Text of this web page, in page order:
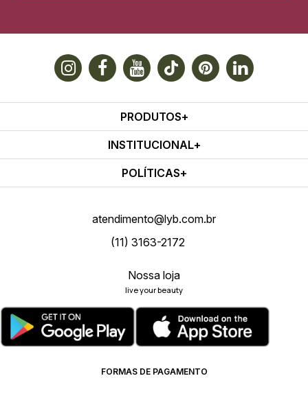
PRODUTOS
INSTITUCIONAL
POLÍTICAS
atendimento@lyb.com.br
(11) 3163-2172
Nossa loja
live your beauty
FORMAS DE PAGAMENTO